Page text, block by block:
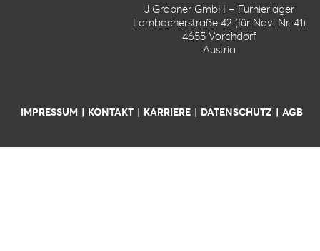
J Grabner GmbH – Furnierlager
Lambacherstraße 42 (für Navi Nr. 41)
4655 Vorchdorf
Austria
IMPRESSUM KONTAKT KARRIERE DATENSCHUTZ AGB